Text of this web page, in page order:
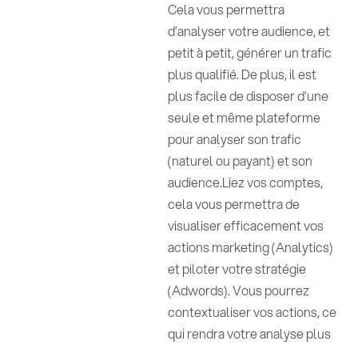
Cela vous permettra
d’analyser votre audience, et
petit à petit, générer un trafic
plus qualifié. De plus, il est
plus facile de disposer d’une
seule et même plateforme
pour analyser son trafic
(naturel ou payant) et son
audience.Liez vos comptes,
cela vous permettra de
visualiser efficacement vos
actions marketing (Analytics)
et piloter votre stratégie
(Adwords). Vous pourrez
contextualiser vos actions, ce
qui rendra votre analyse plus